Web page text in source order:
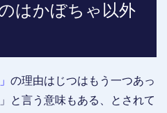
はかぼちゃ以外
の理由はじつはもう一つあっ
」と言う意味もある、とされて